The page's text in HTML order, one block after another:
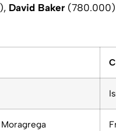
David Baker(780.000)